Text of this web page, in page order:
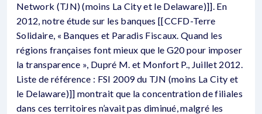
Network (TJN) (moins La City et le Delaware)]]. En
2012, notre étude sur les banques [[CCFD-Terre
Solidaire, « Banques et Paradis Fiscaux. Quand les
régions françaises font mieux que le G20 pour imposer
la transparence », Dupré M. et Monfort P., Juillet 2012.
Liste de référence : FSI 2009 du TJN (moins La City et
le Delaware)]] montrait que la concentration de filiales
dans ces territoires n’avait pas diminué, malgré les